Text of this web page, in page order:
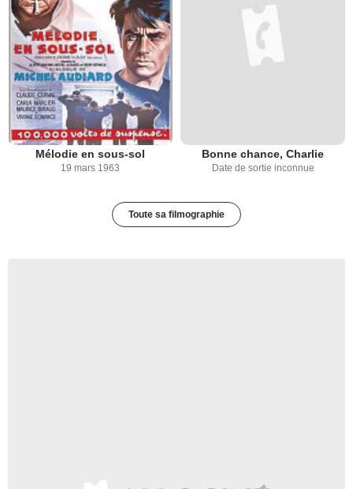
Mélodie en sous-sol
19 mars 1963
Bonne chance, Charlie
Date de sortie inconnue
Toute sa filmographie